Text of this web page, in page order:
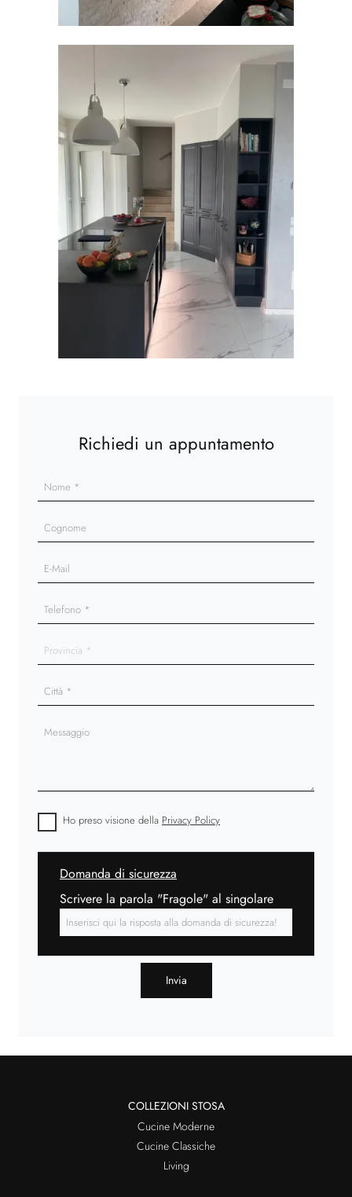
Richiedi un appuntamento
Ho preso visione della Privacy Policy
Domanda di sicurezza
Scrivere la parola "Fragole" al singolare
Invia
COLLEZIONI STOSA
Cucine Moderne
Cucine Classiche
Living